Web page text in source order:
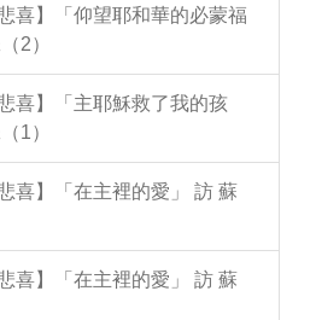
喜】「仰望耶和華的必蒙福
2）
喜】「主耶穌救了我的孩
1）
喜】「在主裡的愛」 訪 蘇
喜】「在主裡的愛」 訪 蘇